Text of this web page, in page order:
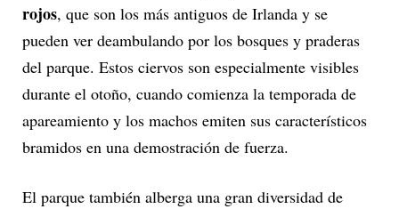
rojos, que son los más antiguos de Irlanda y se
pueden ver deambulando por los bosques y praderas
del parque. Estos ciervos son especialmente visibles
durante el otoño, cuando comienza la temporada de
apareamiento y los machos emiten sus característicos
bramidos en una demostración de fuerza.
El parque también alberga una gran diversidad de